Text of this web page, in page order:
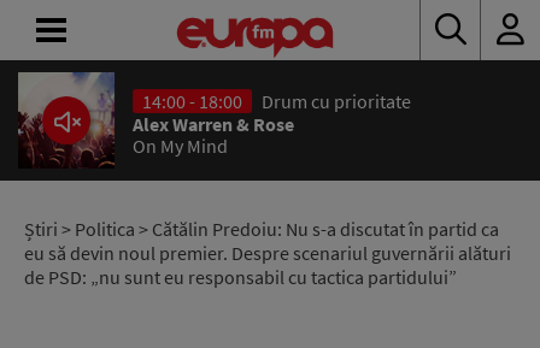
14:00 - 18:00
Drum cu prioritate
Alex Warren & Rose
On My Mind
Știri > Politica > Cătălin Predoiu: Nu s-a discutat în partid ca
eu să devin noul premier. Despre scenariul guvernării alături
de PSD: „nu sunt eu responsabil cu tactica partidului”
ACASĂ
ȘTIRI
RADIO
CONCURSURI